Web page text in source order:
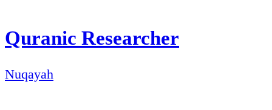
Quranic Researcher
Nuqayah